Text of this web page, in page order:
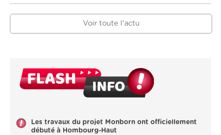
Voir toute l'actu
Les travaux du projet Monborn ont officiellement
débuté à Hombourg-Haut